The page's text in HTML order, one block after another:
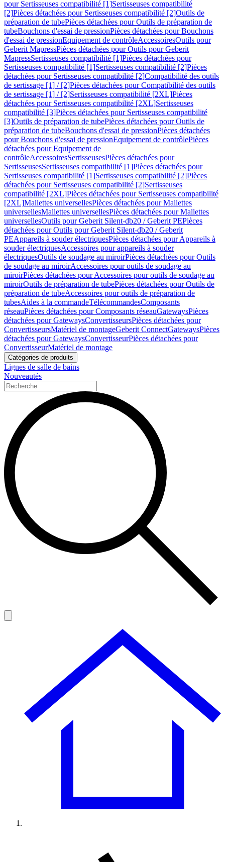
pour Sertisseuses compatibilité [1]Sertisseuses compatibilité
[2]Pièces détachées pour Sertisseuses compatibilité [2]Outils de
préparation de tubePièces détachées pour Outils de préparation de
tubeBouchons d'essai de pressionPièces détachées pour Bouchons
d'essai de pressionEquipement de contrôleAccessoiresOutils pour
Geberit MapressPièces détachées pour Outils pour Geberit
MapressSertisseuses compatibilité [1]Pièces détachées pour
Sertisseuses compatibilité [1]Sertisseuses compatibilité [2]Pièces
détachées pour Sertisseuses compatibilité [2]Compatibilité des outils
de sertissage [1] / [2]Pièces détachées pour Compatibilité des outils
de sertissage [1] / [2]Sertisseuses compatibilité [2XL]Pièces
détachées pour Sertisseuses compatibilité [2XL]Sertisseuses
compatibilité [3]Pièces détachées pour Sertisseuses compatibilité
[3]Outils de préparation de tubePièces détachées pour Outils de
préparation de tubeBouchons d'essai de pressionPièces détachées
pour Bouchons d'essai de pressionEquipement de contrôlePièces
détachées pour Equipement de
contrôleAccessoiresSertisseusesPièces détachées pour
SertisseusesSertisseuses compatibilité [1]Pièces détachées pour
Sertisseuses compatibilité [1]Sertisseuses compatibilité [2]Pièces
détachées pour Sertisseuses compatibilité [2]Sertisseuses
compatibilité [2XL]Pièces détachées pour Sertisseuses compatibilité
[2XL]Mallettes universellesPièces détachées pour Mallettes
universellesMallettes universellesPièces détachées pour Mallettes
universellesOutils pour Geberit Silent-db20 / Geberit PEPièces
détachées pour Outils pour Geberit Silent-db20 / Geberit
PEAppareils à souder électriquesPièces détachées pour Appareils à
souder électriquesAccessoires pour appareils à souder
électriquesOutils de soudage au miroirPièces détachées pour Outils
de soudage au miroirAccessoires pour outils de soudage au
miroirPièces détachées pour Accessoires pour outils de soudage au
miroirOutils de préparation de tubePièces détachées pour Outils de
préparation de tubeAccessoires pour outils de préparation de
tubesAides à la commandeTélécommandesComposants
réseauPièces détachées pour Composants réseauGatewaysPièces
détachées pour GatewaysConvertisseursPièces détachées pour
ConvertisseursMatériel de montageGeberit ConnectGatewaysPièces
détachées pour GatewaysConvertisseurPièces détachées pour
ConvertisseurMatériel de montage
Catégories de produits
Lignes de salle de bains
Nouveautés